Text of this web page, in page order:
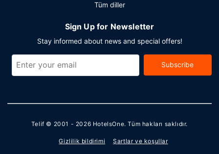
Tüm diller
Sign Up for Newsletter
Stay informed about news and special offers!
Subscribe
Telif © 2001 - 2026 HotelsOne. Tüm hakları saklıdır.
Gizlilik bildirimi Şartlar ve koşullar